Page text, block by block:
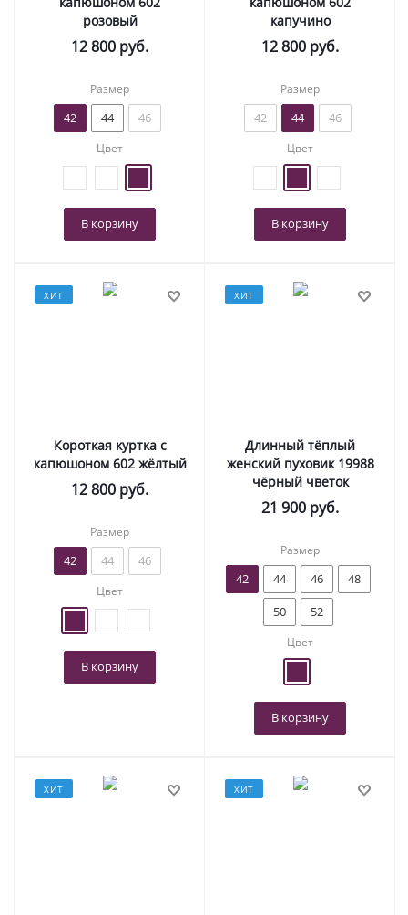
розовый
12 800 руб.
Размер
42 44 46
Цвет
В корзину
капучино
12 800 руб.
Размер
42 44 46
Цвет
В корзину
ХИТ
Короткая куртка с
капюшоном 602 жёлтый
12 800 руб.
Размер
42 44 46
Цвет
В корзину
ХИТ
Длинный тёплый
женский пуховик 19988
чёрный чветок
21 900 руб.
Размер
42 44 46
48
50
52
Цвет
В корзину
ХИТ ХИТ